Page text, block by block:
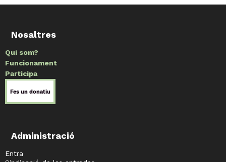
Nosaltres
Qui som?
Funcionament
Participa
Administració
Entra